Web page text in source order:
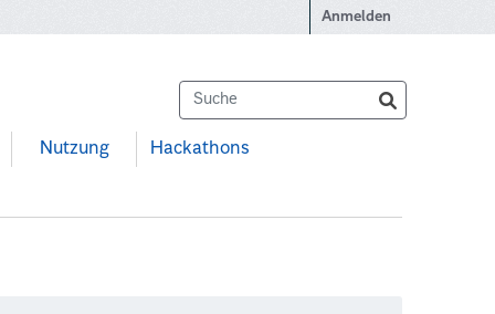
Anmelden
Nutzung Hackathons